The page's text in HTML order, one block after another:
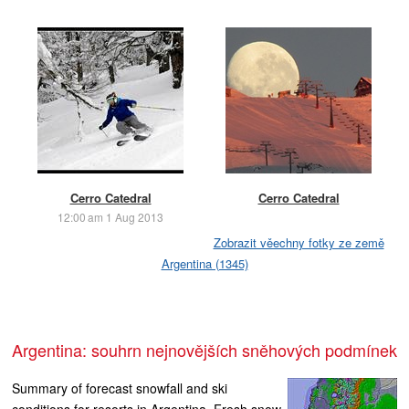
Cerro Catedral
12:00 am 1 Aug 2013
Cerro Catedral
Zobrazit věechny fotky ze země
Argentina (1345)
Argentina: souhrn nejnovějších sněhových podmínek
Summary of forecast snowfall and ski